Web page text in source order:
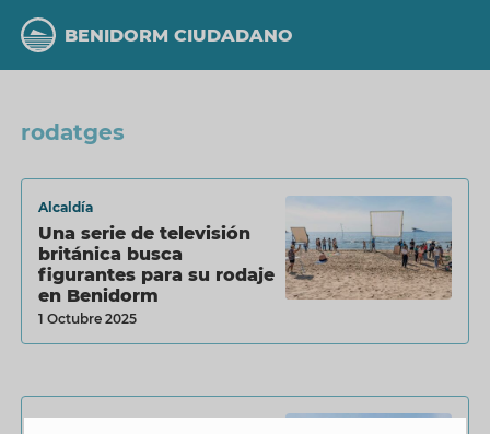
contenido
principal
BENIDORM CIUDADANO
rodatges
Alcaldía
Una serie de televisión
británica busca
figurantes para su rodaje
en Benidorm
1 Octubre 2025